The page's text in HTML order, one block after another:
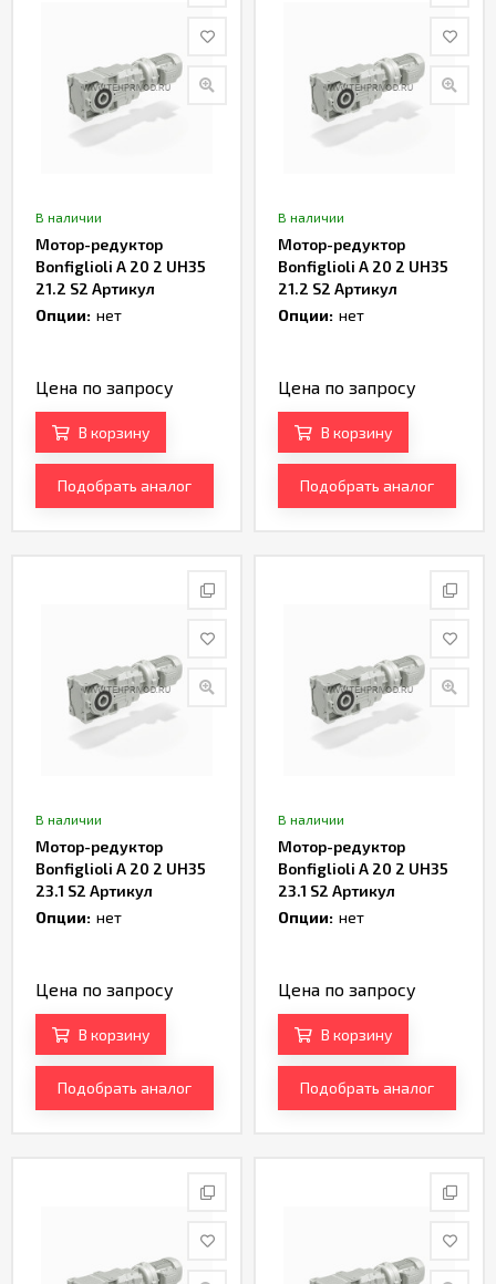
В наличии
Мотор-редуктор
Bonfiglioli A 20 2 UH35
21.2 S2 Артикул
TH232979
Опции: нет
Цена по запросу
В корзину
Подобрать аналог
В наличии
Мотор-редуктор
Bonfiglioli A 20 2 UH35
21.2 S2 Артикул
TH232981
Опции: нет
Цена по запросу
В корзину
Подобрать аналог
В наличии
Мотор-редуктор
Bonfiglioli A 20 2 UH35
23.1 S2 Артикул
TH232983
Опции: нет
Цена по запросу
В корзину
Подобрать аналог
В наличии
Мотор-редуктор
Bonfiglioli A 20 2 UH35
23.1 S2 Артикул
TH232985
Опции: нет
Цена по запросу
В корзину
Подобрать аналог